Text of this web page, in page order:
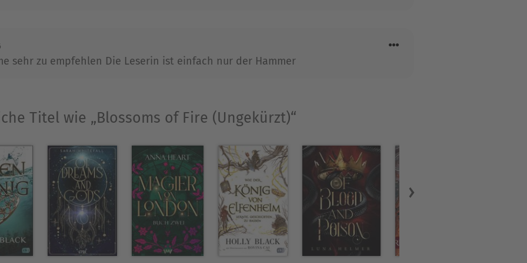
sehr zu empfehlen Die Leserin ist einfach nur der Hammer
Titel wie „Blossoms of Fire (Ungekürzt)“